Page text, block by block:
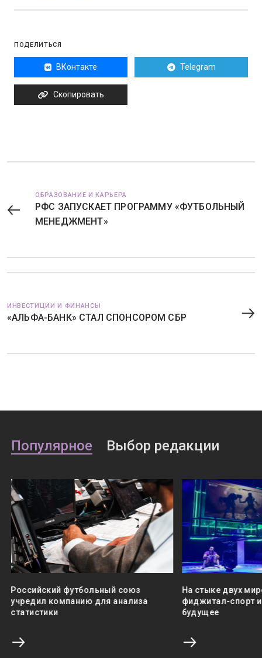
ПОДЕЛИТЬСЯ
ВКонтакте Telegram
Скопировать
ОБРАЗОВАНИЕ И КАРЬЕРА
РФС ЗАПУСКАЕТ ПРОГРАММУ «ФУТБОЛЬНЫЙ
МЕНЕДЖМЕНТ»
ИНВЕСТИЦИИ И ФИНАНСЫ
«АЛЬФА-БАНК» СТАЛ СПОНСОРОМ СБР
Популярное Выбор редакции
Российский футбольный союз
учредил компанию для анализа
статистики
На стыке двух
фиджитал-спорт
будущее